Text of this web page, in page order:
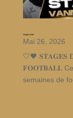
Stages d’été
Mai 26, 2026
🤍🖤 𝐒𝐓𝐀𝐆𝐄𝐒
𝐅𝐎𝐎𝐓𝐁𝐀𝐋𝐋
semaines de